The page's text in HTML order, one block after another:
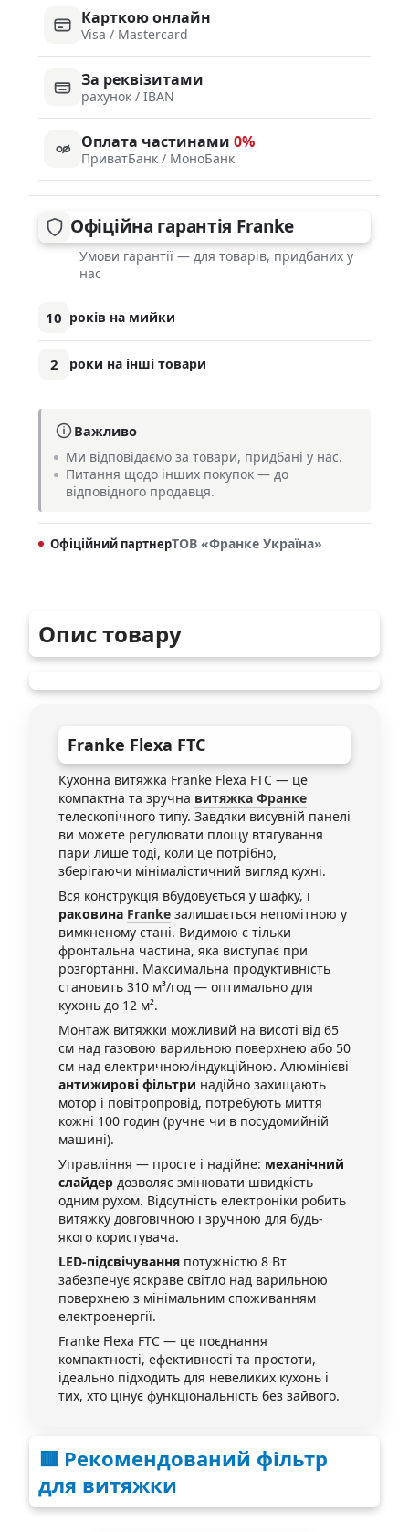
Карткою онлайн
Visa / Mastercard
За реквізитами
рахунок / IBAN
Оплата частинами 0%
ПриватБанк / МоноБанк
Офіційна гарантія Franke
Умови гарантії — для товарів, придбаних у
нас
10 років на мийки
2 роки на інші товари
Важливо
Ми відповідаємо за товари, придбані у нас.
Питання щодо інших покупок — до
відповідного продавця.
Офіційний партнерТОВ «Франке Україна»
Опис товару
Franke Flexa FTC
Кухонна витяжка Franke Flexa FTC — це
компактна та зручна витяжка Франке
телескопічного типу. Завдяки висувній панелі
ви можете регулювати площу втягування
пари лише тоді, коли це потрібно,
зберігаючи мінімалістичний вигляд кухні.
Вся конструкція вбудовується у шафку, і
раковина Franke залишається непомітною у
вимкненому стані. Видимою є тільки
фронтальна частина, яка виступає при
розгортанні. Максимальна продуктивність
становить 310 м³/год — оптимально для
кухонь до 12 м².
Монтаж витяжки можливий на висоті від 65
см над газовою варильною поверхнею або 50
см над електричною/індукційною. Алюмінієві
антижирові фільтри надійно захищають
мотор і повітропровід, потребують миття
кожні 100 годин (ручне чи в посудомийній
машині).
Управління — просте і надійне: механічний
слайдер дозволяє змінювати швидкість
одним рухом. Відсутність електроніки робить
витяжку довговічною і зручною для будь-
якого користувача.
LED-підсвічування потужністю 8 Вт
забезпечує яскраве світло над варильною
поверхнею з мінімальним споживанням
електроенергії.
Franke Flexa FTC — це поєднання
компактності, ефективності та простоти,
ідеально підходить для невеликих кухонь і
тих, хто цінує функціональність без зайвого.
🟥 Рекомендований фільтр
для витяжки